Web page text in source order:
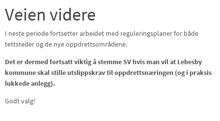
Veien videre
I neste periode fortsetter arbeidet med reguleringsplaner for både
tettsteder og de nye oppdrettsområdene.
Det er dermed fortsatt viktig å stemme SV hvis man vil at Lebesby
kommune skal stille utslippskrav til oppdrettsnæringen (og i praksis
lukkede anlegg).
Godt valg!